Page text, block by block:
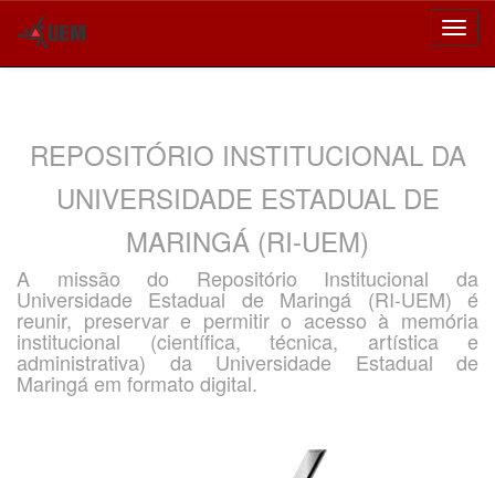
REPOSITÓRIO INSTITUCIONAL DA
UNIVERSIDADE ESTADUAL DE
MARINGÁ (RI-UEM)
A missão do Repositório Institucional da
Universidade Estadual de Maringá (RI-UEM) é
reunir, preservar e permitir o acesso à memória
institucional (científica, técnica, artística e
administrativa) da Universidade Estadual de
Maringá em formato digital.